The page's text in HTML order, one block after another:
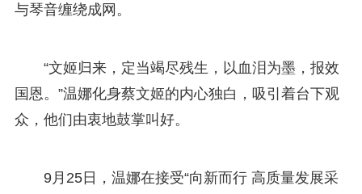
与琴音缠绕成网。
“文姬归来，定当竭尽残生，以血泪为墨，报效
国恩。”温娜化身蔡文姬的内心独白，吸引着台下观
众，他们由衷地鼓掌叫好。
9月25日，温娜在接受“向新而行 高质量发展采